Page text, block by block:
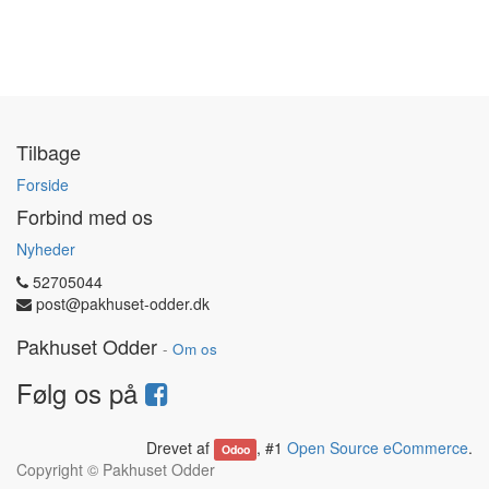
Tilbage
Forside
Forbind med os
Nyheder
52705044
post@pakhuset-odder.dk
Pakhuset Odder - Om os
Følg os på
Drevet af Odoo , #1 Open Source eCommerce.
Copyright © Pakhuset Odder